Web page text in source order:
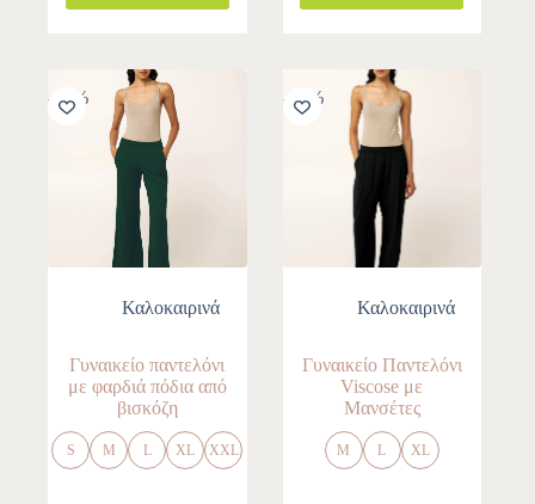
-10%
Καλοκαιρινά
Γυναικείο παντελόνι
με φαρδιά πόδια από
βισκόζη
S M L XL XXL
-10%
Καλοκαιρινά
Γυναικείο Παντελόνι
Viscose με
Μανσέτες
M L XL